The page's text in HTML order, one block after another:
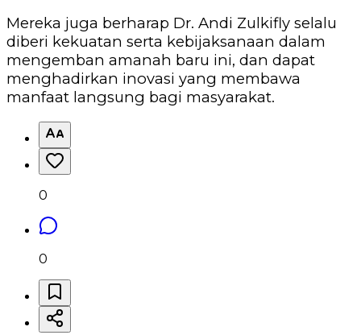
Mereka juga berharap Dr. Andi Zulkifly selalu
diberi kekuatan serta kebijaksanaan dalam
mengemban amanah baru ini, dan dapat
menghadirkan inovasi yang membawa
manfaat langsung bagi masyarakat.
0
0